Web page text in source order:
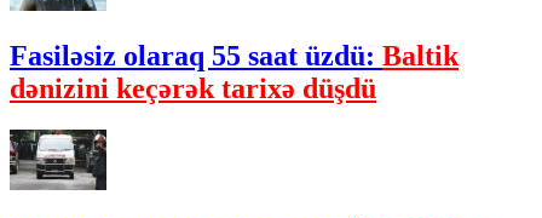
Fasiləsiz olaraq 55 saat üzdü: Baltik
dənizini keçərək tarixə düşdü